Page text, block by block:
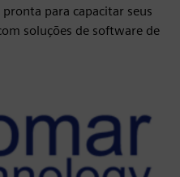
para capacitar seus
soluções de software de